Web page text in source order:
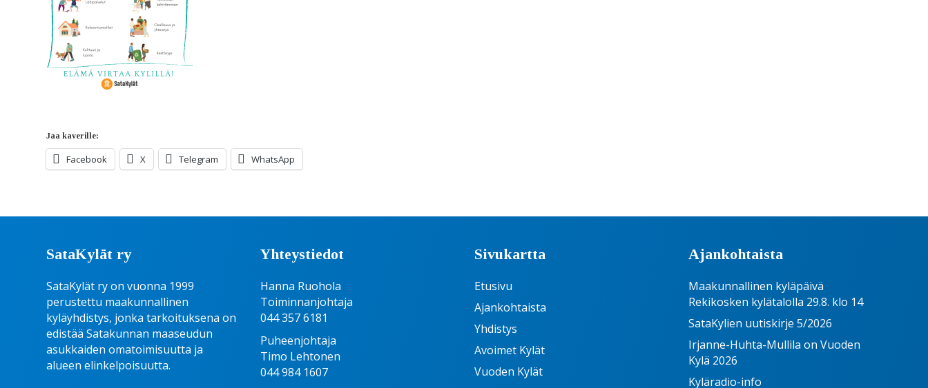
Jaa kaverille:
Facebook X Telegram WhatsApp
SataKylät ry
SataKylät ry on vuonna 1999
perustettu maakunnallinen
kyläyhdistys, jonka tarkoituksena on
edistää Satakunnan maaseudun
asukkaiden omatoimisuutta ja
alueen elinkelpoisuutta.
Yhteystiedot
Hanna Ruohola
Toiminnanjohtaja
044 357 6181
Puheenjohtaja
Timo Lehtonen
044 984 1607
Sivukartta
Etusivu
Ajankohtaista
Yhdistys
Avoimet Kylät
Vuoden Kylät
Ajankohtaista
Maakunnallinen kyläpäivä
Rekikosken kylätalolla 29.8. klo 14
SataKylien uutiskirje 5/2026
Irjanne-Huhta-Mullila on Vuoden
Kylä 2026
Kyläradio-info